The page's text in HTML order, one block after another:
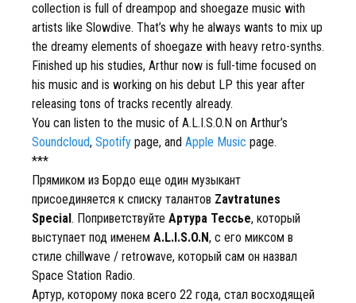
collection is full of dreampop and shoegaze music with
artists like Slowdive. That’s why he always wants to mix up
the dreamy elements of shoegaze with heavy retro-synths.
Finished up his studies, Arthur now is full-time focused on
his music and is working on his debut LP this year after
releasing tons of tracks recently already.
You can listen to the music of A.L.I.S.O.N on Arthur’s
Soundcloud, Spotify page, and Apple Music page.
***
Прямиком из Бордо еще один музыкант
присоединяется к списку талантов Zavtratunes
Special. Поприветствуйте Артура Тессье, который
выступает под именем A.L.I.S.O.N, с его миксом в
стиле chillwave / retrowave, который сам он назвал
Space Station Radio.
Артур, которому пока всего 22 года, стал восходящей